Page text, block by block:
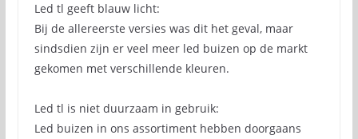
Led tl geeft blauw licht:
Bij de allereerste versies was dit het geval, maar
sindsdien zijn er veel meer led buizen op de markt
gekomen met verschillende kleuren.
Led tl is niet duurzaam in gebruik:
Led buizen in ons assortiment hebben doorgaans